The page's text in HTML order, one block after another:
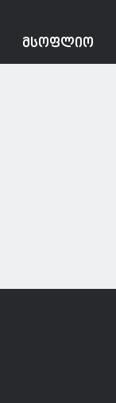
ᲛᲡᲝᲤᲚᲘᲝ